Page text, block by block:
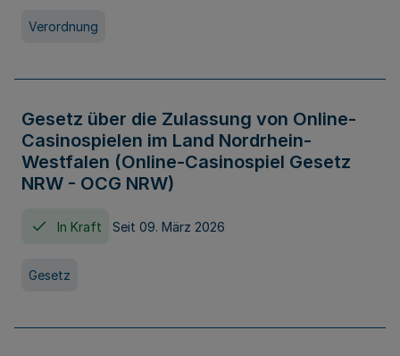
Verordnung
Gesetz über die Zulassung von Online-
Casinospielen im Land Nordrhein-
Westfalen (Online-Casinospiel Gesetz
NRW - OCG NRW)
In Kraft Seit 09. März 2026
Gesetz